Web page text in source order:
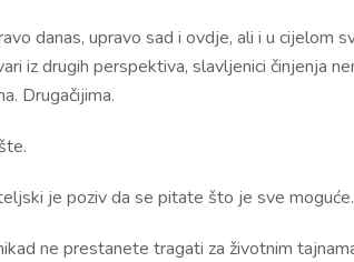
danas, upravo sad i ovdje, ali i u
iz drugih perspektiva, slavljenici činjenja
Drugačijima.
je poziv da se pitate što je sve moguće.
ne prestanete tragati za životnim